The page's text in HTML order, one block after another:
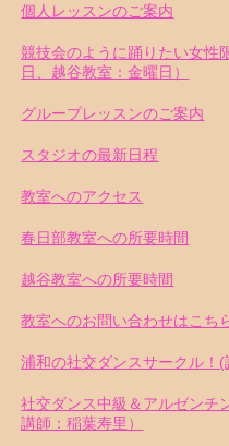
個人レッスンのご案内
競技会のように踊りたい女性
日、越谷教室：金曜日）
グループレッスンのご案内
スタジオの最新日程
教室へのアクセス
春日部教室への所要時間
越谷教室への所要時間
教室へのお問い合わせはこち
浦和の社交ダンスサークル！(
社交ダンス中級＆アルゼン
講師：稲葉寿里）